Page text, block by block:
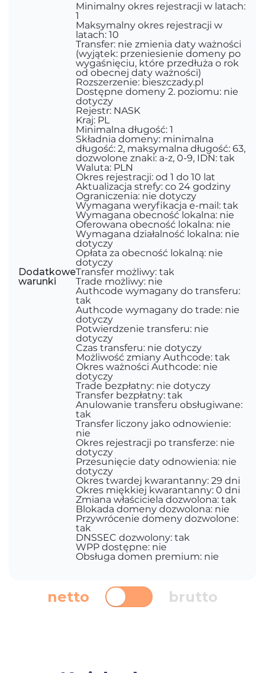
Dodatkowe
warunki
Minimalny okres rejestracji w latach:
1
Maksymalny okres rejestracji w
latach: 10
Transfer: nie zmienia daty ważności
(wyjątek: przeniesienie domeny po
wygaśnięciu, które przedłuża o rok
od obecnej daty ważności)
Rozszerzenie: bieszczady.pl
Dostępne domeny 2. poziomu: nie
dotyczy
Rejestr: NASK
Kraj: PL
Minimalna długość: 1
Składnia domeny: minimalna
długość: 2, maksymalna długość: 63,
dozwolone znaki: a-z, 0-9, IDN: tak
Waluta: PLN
Okres rejestracji: od 1 do 10 lat
Aktualizacja strefy: co 24 godziny
Ograniczenia: nie dotyczy
Wymagana weryfikacja e-mail: tak
Wymagana obecność lokalna: nie
Oferowana obecność lokalna: nie
Wymagana działalność lokalna: nie
dotyczy
Opłata za obecność lokalną: nie
dotyczy
Transfer możliwy: tak
Trade możliwy: nie
Authcode wymagany do transferu:
tak
Authcode wymagany do trade: nie
dotyczy
Potwierdzenie transferu: nie
dotyczy
Czas transferu: nie dotyczy
Możliwość zmiany Authcode: tak
Okres ważności Authcode: nie
dotyczy
Trade bezpłatny: nie dotyczy
Transfer bezpłatny: tak
Anulowanie transferu obsługiwane:
tak
Transfer liczony jako odnowienie:
nie
Okres rejestracji po transferze: nie
dotyczy
Przesunięcie daty odnowienia: nie
dotyczy
Okres twardej kwarantanny: 29 dni
Okres miękkiej kwarantanny: 0 dni
Zmiana właściciela dozwolona: tak
Blokada domeny dozwolona: nie
Przywrócenie domeny dozwolone:
tak
DNSSEC dozwolony: tak
WPP dostępne: nie
Obsługa domen premium: nie
netto brutto